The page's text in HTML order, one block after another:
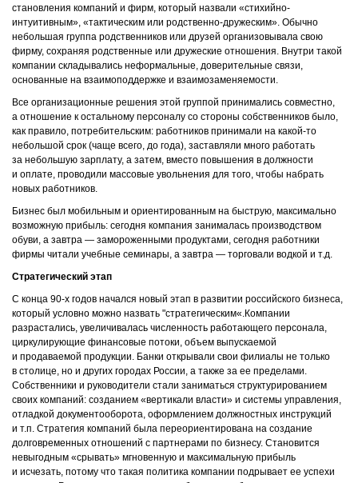
становления компаний и фирм, который назвали «стихийно-
интуитивным», «тактическим или родственно-дружеским». Обычно
небольшая группа родственников или друзей организовывала свою
фирму, сохраняя родственные или дружеские отношения. Внутри такой
компании складывались неформальные, доверительные связи,
основанные на взаимоподдержке и взаимозаменяемости.
Все организационные решения этой группой принимались совместно,
а отношение к остальному персоналу со стороны собственников было,
как правило, потребительским: работников принимали на какой-то
небольшой срок (чаще всего, до года), заставляли много работать
за небольшую зарплату, а затем, вместо повышения в должности
и оплате, проводили массовые увольнения для того, чтобы набрать
новых работников.
Бизнес был мобильным и ориентированным на быструю, максимально
возможную прибыль: сегодня компания занималась производством
обуви, а завтра — замороженными продуктами, сегодня работники
фирмы читали учебные семинары, а завтра — торговали водкой и т.д.
Стратегический этап
С конца 90-х годов начался новый этап в развитии российского бизнеса,
который условно можно назвать "стратегическим«.Компании
разрастались, увеличивалась численность работающего персонала,
циркулирующие финансовые потоки, объем выпускаемой
и продаваемой продукции. Банки открывали свои филиалы не только
в столице, но и других городах России, а также за ее пределами.
Собственники и руководители стали заниматься структурированием
своих компаний: созданием «вертикали власти» и системы управления,
отладкой документооборота, оформлением должностных инструкций
и т.п. Стратегия компаний была переориентирована на создание
долговременных отношений с партнерами по бизнесу. Становится
невыгодным «срывать» мгновенную и максимальную прибыль
и исчезать, потому что такая политика компании подрывает ее успехи